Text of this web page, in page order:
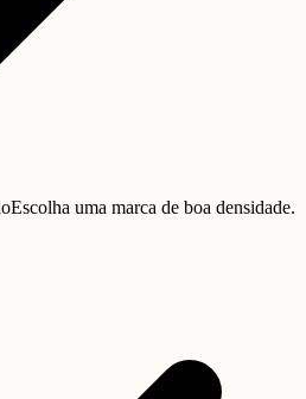
Escolha uma marca de boa densidade.